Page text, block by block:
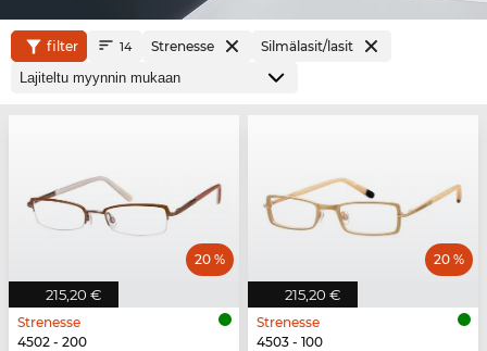
filter 14 Strenesse Silmälasit/lasit
215,20 €
20 %
Strenesse
4502 - 200
215,20 €
20 %
Strenesse
4503 - 100